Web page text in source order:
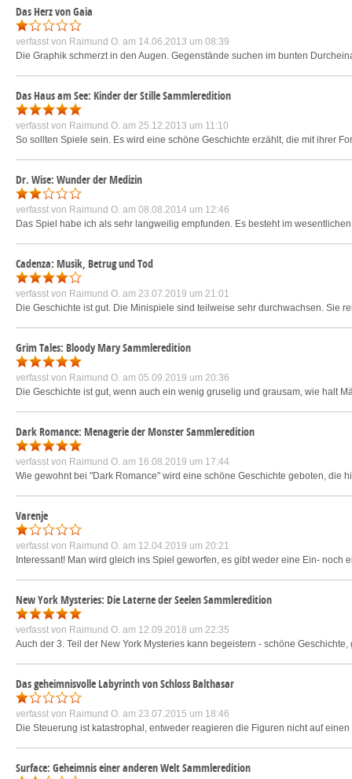
Das Herz von Gaia
verfasst von Raimund O. am 14.06.2013 um 08:39
Die Graphik schmerzt in den Augen. Gegenstände suchen im bunten
Das Haus am See: Kinder der Stille Sammleredition
verfasst von Raimund O. am 25.12.2013 um 11:10
So sollten Spiele sein. Es wird eine schöne Geschichte erzählt, die mit ihrer
Dr. Wise: Wunder der Medizin
verfasst von Raimund O. am 08.08.2014 um 12:46
Das Spiel habe ich als sehr langweilig empfunden. Es besteht im
Cadenza: Musik, Betrug und Tod
verfasst von Raimund O. am 23.07.2019 um 21:01
Die Geschichte ist gut. Die Minispiele sind teilweise sehr durchwachsen. Sie
Grim Tales: Bloody Mary Sammleredition
verfasst von Raimund O. am 05.09.2019 um 20:36
Die Geschichte ist gut, wenn auch ein wenig gruselig und grausam, wie halt
Dark Romance: Menagerie der Monster Sammleredition
verfasst von Raimund O. am 16.08.2019 um 17:44
Wie gewohnt bei "Dark Romance" wird eine schöne Geschichte geboten, die
Varenje
verfasst von Raimund O. am 12.04.2019 um 20:21
Interessant! Man wird gleich ins Spiel geworfen, es gibt weder eine Ein-
New York Mysteries: Die Laterne der Seelen Sammleredition
verfasst von Raimund O. am 12.09.2018 um 22:35
Auch der 3. Teil der New York Mysteries kann begeistern - schöne
Das geheimnisvolle Labyrinth von Schloss Balthasar
verfasst von Raimund O. am 23.07.2015 um 18:46
Die Steuerung ist katastrophal, entweder reagieren die Figuren nicht auf
Surface: Geheimnis einer anderen Welt Sammleredition